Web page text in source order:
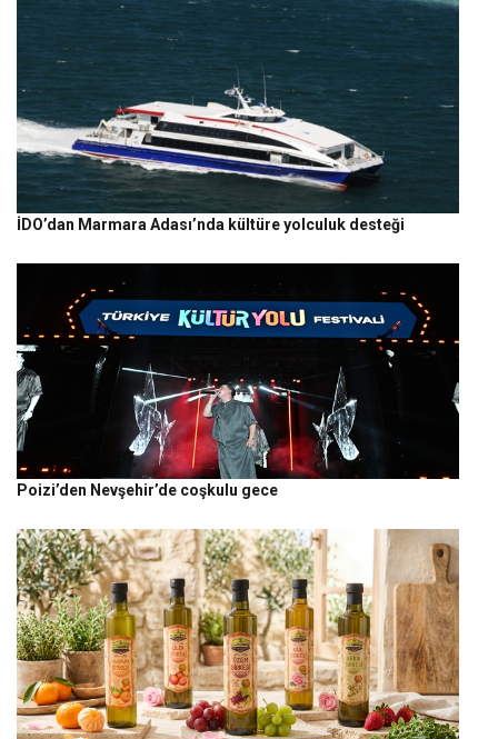
İDO’dan Marmara Adası’nda kültüre yolculuk desteği
Poizi’den Nevşehir’de coşkulu gece